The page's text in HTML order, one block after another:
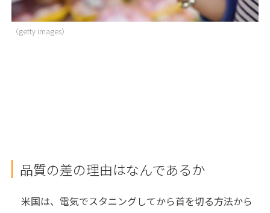
（getty images）
品質の差の理由はなんであるか
米国は、電気でスタニングしてから首を切る方法から